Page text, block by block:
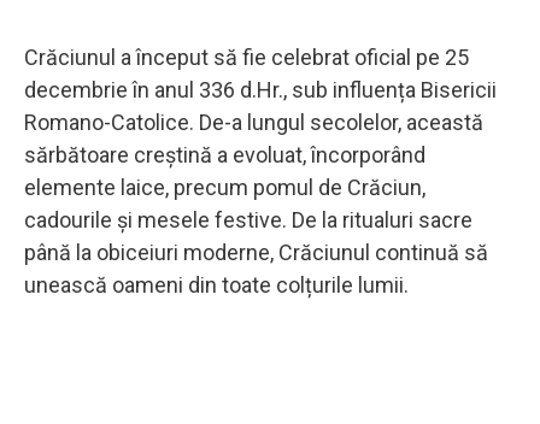
Crăciunul a început să fie celebrat oficial pe 25
decembrie în anul 336 d.Hr., sub influența Bisericii
Romano-Catolice. De-a lungul secolelor, această
sărbătoare creștină a evoluat, încorporând
elemente laice, precum pomul de Crăciun,
cadourile și mesele festive. De la ritualuri sacre
până la obiceiuri moderne, Crăciunul continuă să
unească oameni din toate colțurile lumii.